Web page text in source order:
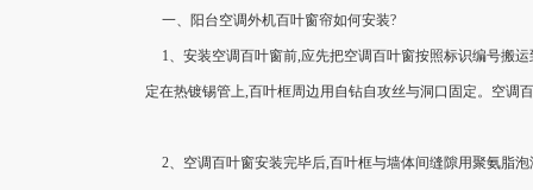
一、阳台空调外机百叶窗帘如何安装?
1、安装空调百叶窗前,应先把空调百叶窗按照标识编号搬
定在热镀锡管上,百叶框周边用自钻自攻丝与洞口固定。空调
2、空调百叶窗安装完毕后,百叶框与墙体间缝隙用聚氨脂